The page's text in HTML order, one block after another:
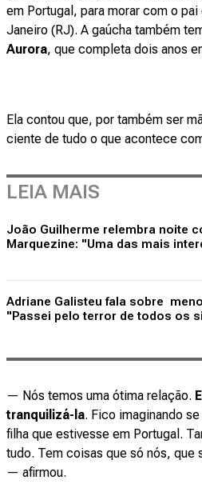
em Portugal, para morar com o
Janeiro (RJ). A gaúcha também
Aurora, que completa dois anos
Ela contou que, por também ser
ciente de tudo o que acontece
LEIA MAIS
João Guilherme relembra noite
Marquezine: "Uma das mais
Adriane Galisteu fala sobre
"Passei pelo terror de todos os
— Nós temos uma ótima relação.
tranquilizá-la. Fico imaginando
filha que estivesse em Portugal.
tudo. Tem coisas que só nós, que
— afirmou.